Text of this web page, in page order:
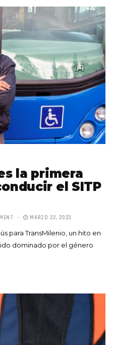
la primera
el SITP
MARZO 22, 2023
para TransMilenio, un hito en
dominado por el género